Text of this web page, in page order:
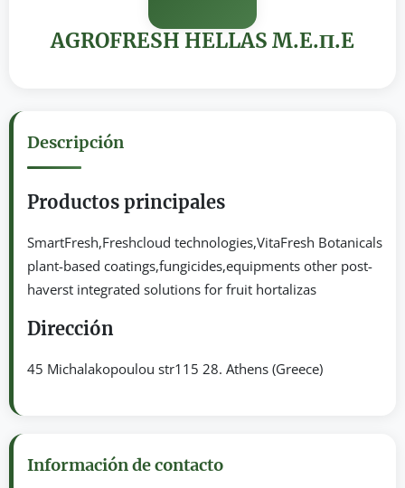
AGROFRESH HELLAS M.E.Π.E
Descripción
Productos principales
SmartFresh,Freshcloud technologies,VitaFresh Botanicals
plant-based coatings,fungicides,equipments other post-
haverst integrated solutions for fruit hortalizas
Dirección
45 Michalakopoulou str115 28. Athens (Greece)
Información de contacto